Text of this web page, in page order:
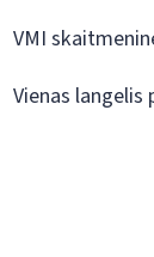
VMI
Vienas